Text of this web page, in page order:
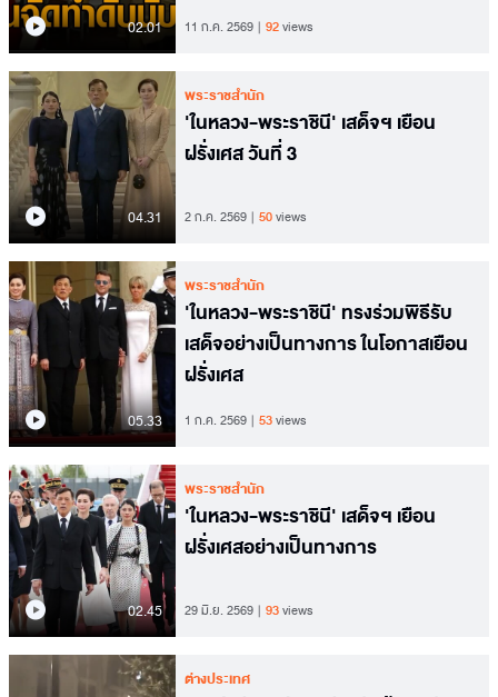
02.01 11 ก.ค. 2569 92views
04.31
พระราชสำนัก
'ในหลวง-พระราชินี' เสด็จฯ เยือน
ฝรั่งเศส วันที่ 3
2 ก.ค. 2569 50views
05.33
พระราชสำนัก
'ในหลวง-พระราชินี' ทรงร่วมพิธีรับ
เสด็จอย่างเป็นทางการ ในโอกาสเยือน
ฝรั่งเศส
1 ก.ค. 2569 53views
02.45
พระราชสำนัก
'ในหลวง-พระราชินี' เสด็จฯ เยือน
ฝรั่งเศสอย่างเป็นทางการ
29 มิ.ย. 2569 93views
ต่างประเทศ